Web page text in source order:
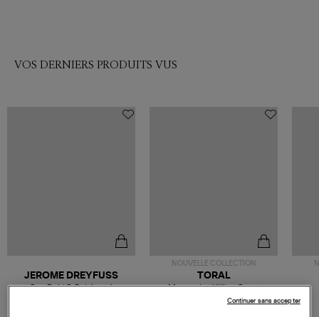
VOS DERNIERS PRODUITS VUS
JEROME DREYFUSS
Sac Bobi S Cuir Lamé
NOUVELLE COLLECTION
189,00 €
TORAL
Mocassins Killian Sport
MousseContinuer sans accepter